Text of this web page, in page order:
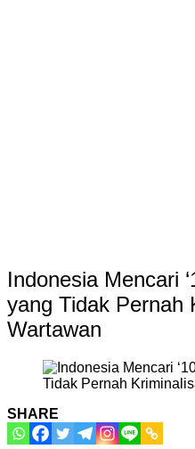
Indonesia Mencari
yang Tidak Pernah
Wartawan
SHARE